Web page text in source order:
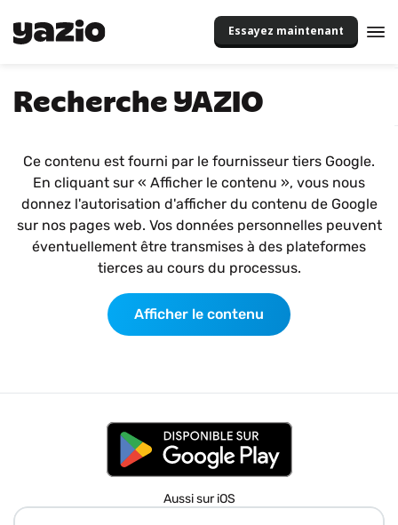
Essayez maintenant
Recherche YAZIO
Ce contenu est fourni par le fournisseur tiers Google.
En cliquant sur « Afficher le contenu », vous nous
donnez l'autorisation d'afficher du contenu de Google
sur nos pages web. Vos données personnelles peuvent
éventuellement être transmises à des plateformes
tierces au cours du processus.
Afficher le contenu
Aussi sur iOS